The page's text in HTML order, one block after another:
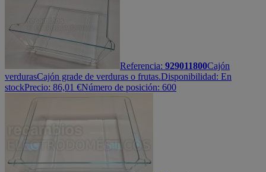
Referencia: 929011800Cajón
verdurasCajón grade de verduras o frutas.Disponibilidad: En
stockPrecio: 86,01 €Número de posición: 600